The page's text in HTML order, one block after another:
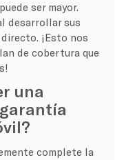
ser mayor.
desarrollar sus
¡Esto nos
de cobertura que
una
complete la